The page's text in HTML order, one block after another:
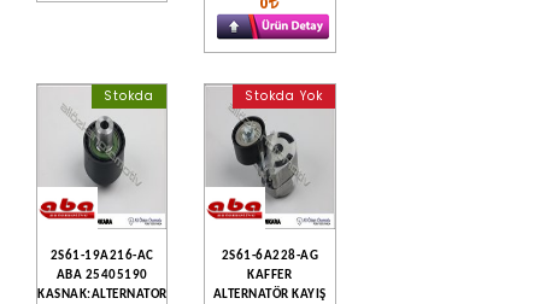
Stokda
2S61-19A216-AC
ABA 25405190
KASNAK:ALTERNATOR
Stokda Yok
2S61-6A228-AG
KAFFER
ALTERNATÖR KAYIŞ